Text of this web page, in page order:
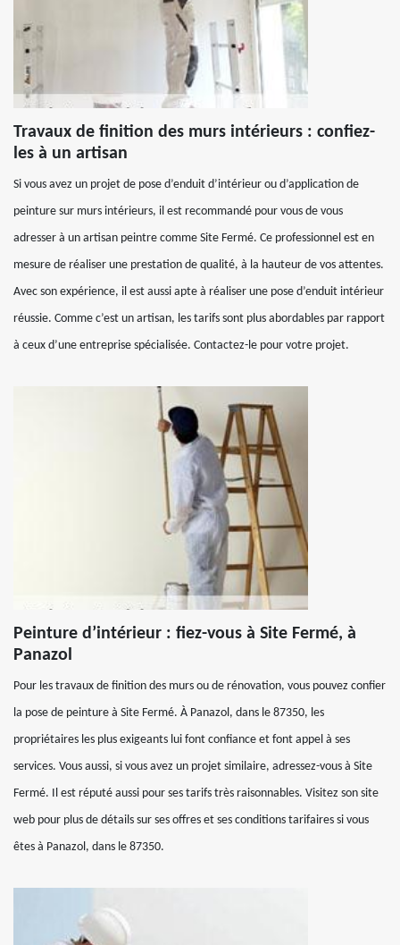
Travaux de finition des murs intérieurs : confiez-
les à un artisan
Si vous avez un projet de pose d’enduit d’intérieur ou d’application de
peinture sur murs intérieurs, il est recommandé pour vous de vous
adresser à un artisan peintre comme Site Fermé. Ce professionnel est en
mesure de réaliser une prestation de qualité, à la hauteur de vos attentes.
Avec son expérience, il est aussi apte à réaliser une pose d’enduit intérieur
réussie. Comme c’est un artisan, les tarifs sont plus abordables par rapport
à ceux d’une entreprise spécialisée. Contactez-le pour votre projet.
Peinture d’intérieur : fiez-vous à Site Fermé, à
Panazol
Pour les travaux de finition des murs ou de rénovation, vous pouvez confier
la pose de peinture à Site Fermé. À Panazol, dans le 87350, les
propriétaires les plus exigeants lui font confiance et font appel à ses
services. Vous aussi, si vous avez un projet similaire, adressez-vous à Site
Fermé. Il est réputé aussi pour ses tarifs très raisonnables. Visitez son site
web pour plus de détails sur ses offres et ses conditions tarifaires si vous
êtes à Panazol, dans le 87350.